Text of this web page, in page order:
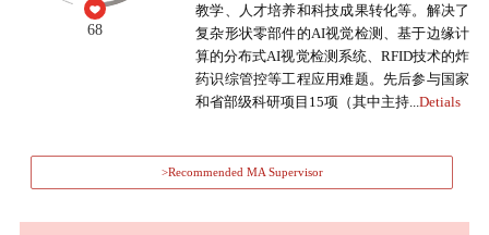
68
教学、人才培养和科技成果转化等。解决了
复杂形状零部件的AI视觉检测、基于边缘计
算的分布式AI视觉检测系统、RFID技术的炸
药识综管控等工程应用难题。先后参与国家
和省部级科研项目15项（其中主持...Detials
>Recommended MA Supervisor